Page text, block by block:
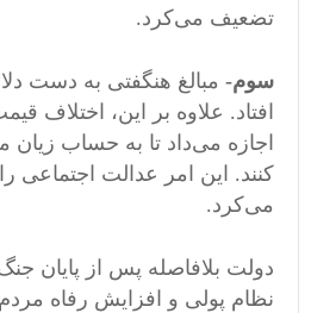
تضعیف می‌کرد.
سوم- مبالغ هنگفتی به دست
افتاد. علاوه بر این، اختلاف
اجازه می‌داد تا به حساب زیان
کنند. این امر عدالت اجتماعی
می‌کرد.
دولت بلافاصله پس از پایان
نظام پولی و افزایش رفاه